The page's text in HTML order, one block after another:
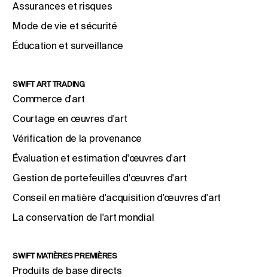
Assurances et risques
Mode de vie et sécurité
Éducation et surveillance
SWIFT ART TRADING
Commerce d'art
Courtage en œuvres d'art
Vérification de la provenance
Évaluation et estimation d'œuvres d'art
Gestion de portefeuilles d'œuvres d'art
Conseil en matière d'acquisition d'œuvres d'art
La conservation de l'art mondial
SWIFT MATIÈRES PREMIÈRES
Produits de base directs